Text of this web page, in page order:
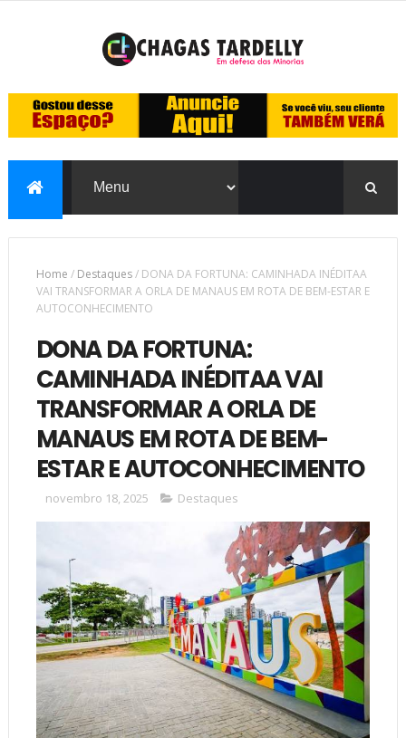
Home / Destaques/ DONA DA FORTUNA: CAMINHADA INÉDITAA
VAI TRANSFORMAR A ORLA DE MANAUS EM ROTA DE BEM-ESTAR E
AUTOCONHECIMENTO
DONA DA FORTUNA:
CAMINHADA INÉDITAA VAI
TRANSFORMAR A ORLA DE
MANAUS EM ROTA DE BEM-
ESTAR E AUTOCONHECIMENTO
novembro 18, 2025 Destaques